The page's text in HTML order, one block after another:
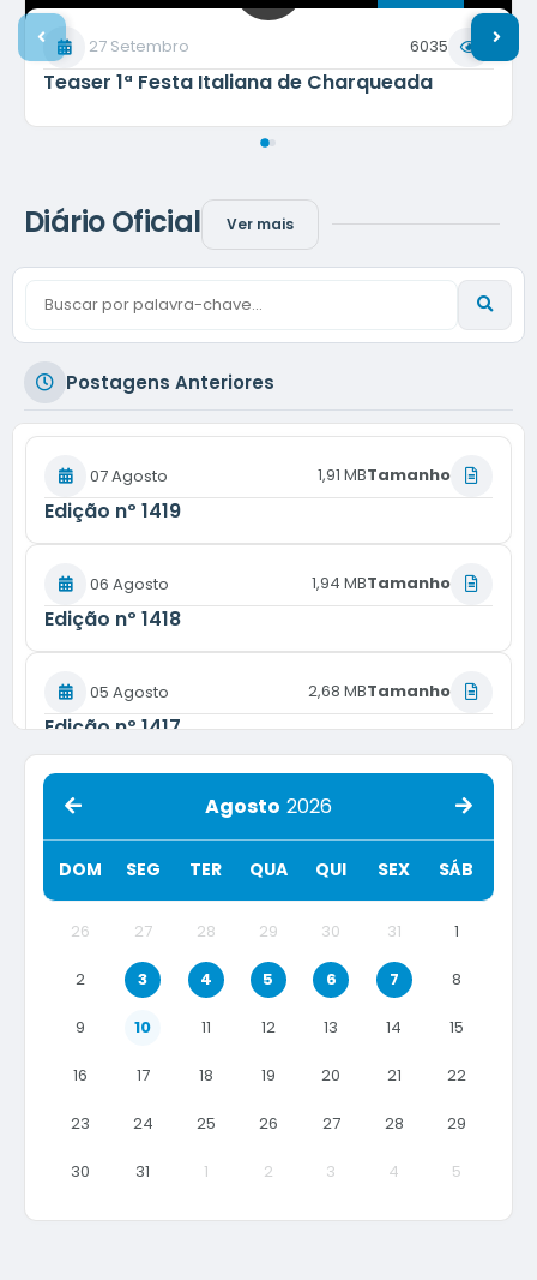
27 Setembro
Teaser 1ª Festa Italiana de Charqueada
6035
Diário Oficial Ver mais
Agosto 2026
DOM SEG TER QUA QUI SEX SÁB
26 27 28 29 30 31 1
2 3 4 5 6 7 8
9 10 11 12 13 14 15
16 17 18 19 20 21 22
23 24 25 26 27 28 29
30 31 1 2 3 4 5
Postagens Anteriores
Edição nº 1419
Tamanho
1,91 MB
07 Agosto
Edição nº 1418
Tamanho
1,94 MB
06 Agosto
Edição nº1417
Tamanho
2,68 MB
05 Agosto
Edição nº1416
2,14 MB
Edição nº1415
Tamanho
3,64 MB
03 Agosto